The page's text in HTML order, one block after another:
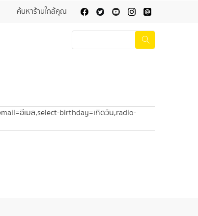
ค้นหาร้านใกล้คุณ
อีเมล,select-birthday=เกิดวัน,radio-